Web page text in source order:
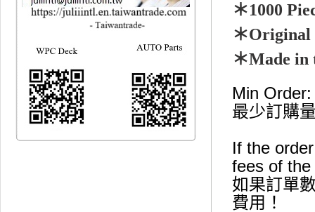
＊1000
＊Original
＊Made in
Min
最少訂購
If the
fees of
如果訂單
費用！